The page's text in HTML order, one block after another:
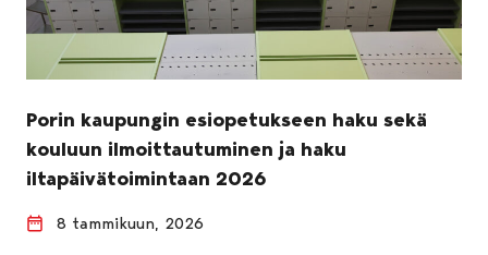
Porin kaupungin esiopetukseen haku sekä
kouluun ilmoittautuminen ja haku
iltapäivätoimintaan 2026
8 tammikuun, 2026